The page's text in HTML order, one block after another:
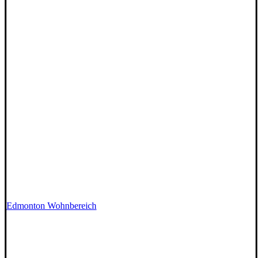
Edmonton Wohnbereich